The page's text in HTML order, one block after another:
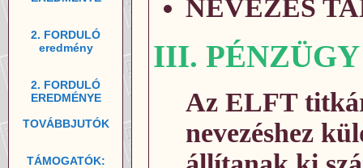
2. FORDULÓ
eredmény
2. FORDULÓ
EREDMÉNYE
TOVÁBBJUTÓK
TÁMOGATÓK:
NEVEZÉS
III. PÉNZÜGY
Az ELFT
nevezéshez